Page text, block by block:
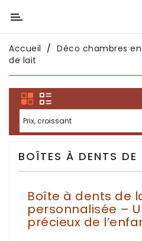
Catégorie
Déco
Déco
intérieure
Déco
Déco
africaine
Accueil Déco chambres
de lait
Prix, croissant
BOÎTES À DENTS DE
Boîte à dents de
personnalisée –
précieux de